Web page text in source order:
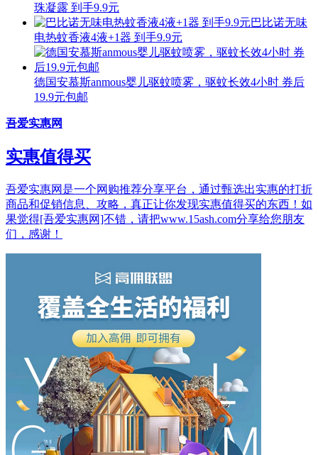
珠凝露 到手9.9元
巴比诺无味
电热蚊香液4液+1器 到手9.9元
德国安慕斯anmous婴儿驱蚊喷雾，驱蚊长效4小时 券后
19.9元包邮
吾爱实惠网
实惠值得买
吾爱实惠网是一个网购推荐分享平台，通过甄选出实惠的打折
商品和促销信息、攻略，真正让你发现实惠值得买的东西！如
果觉得[吾爱实惠网]不错，请把www.15ash.com分享给您朋友
们，感谢！